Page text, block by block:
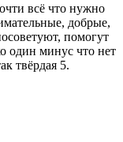
всё что нужно
добрые,
помогут
один минус что нет
твёрдая 5.